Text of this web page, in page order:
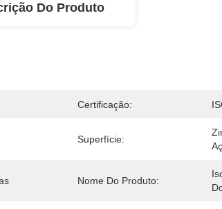
Do Produto
Certificação:
Superfície:
Nome Do Produto: